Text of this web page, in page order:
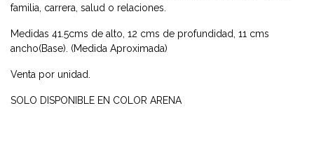
familia, carrera, salud o relaciones.
Medidas 41.5cms de alto, 12 cms de profundidad, 11 cms
ancho(Base). (Medida Aproximada)
Venta por unidad.
SOLO DISPONIBLE EN COLOR ARENA